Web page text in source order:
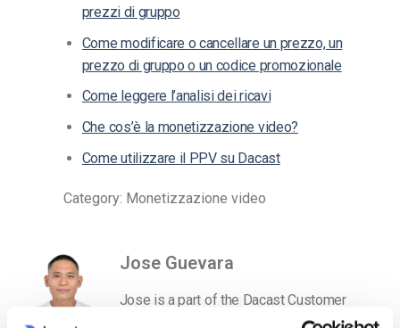
prezzi di gruppo
Come modificare o cancellare un prezzo, un
prezzo di gruppo o un codice promozionale
Come leggere l’analisi dei ricavi
Che cos’è la monetizzazione video?
Come utilizzare il PPV su Dacast
Category: Monetizzazione video
Jose Guevara
Jose is a part of the Dacast Customer
Onboarding team and started working with